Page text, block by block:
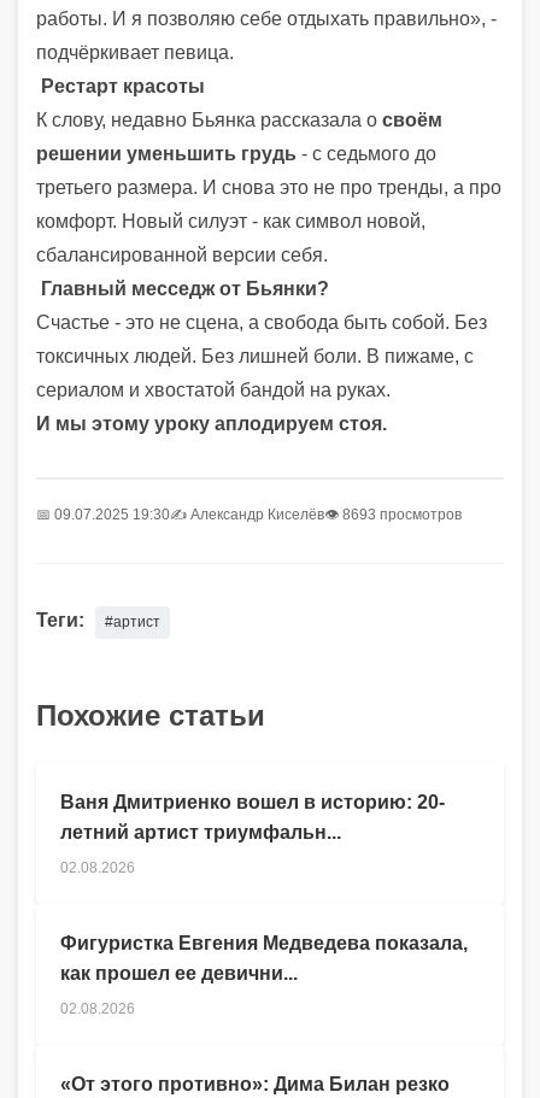
работы. И я позволяю себе отдыхать правильно», -
подчёркивает певица.
Рестарт красоты
К слову, недавно Бьянка рассказала о своём
решении уменьшить грудь - с седьмого до
третьего размера. И снова это не про тренды, а про
комфорт. Новый силуэт - как символ новой,
сбалансированной версии себя.
Главный месседж от Бьянки?
Счастье - это не сцена, а свобода быть собой. Без
токсичных людей. Без лишней боли. В пижаме, с
сериалом и хвостатой бандой на руках.
И мы этому уроку аплодируем стоя.
📅 09.07.2025 19:30✍️ Александр Киселёв👁 8693 просмотров
Теги: #артист
Похожие статьи
Ваня Дмитриенко вошел в историю: 20-
летний артист триумфальн...
02.08.2026
Фигуристка Евгения Медведева показала,
как прошел ее девични...
02.08.2026
«От этого противно»: Дима Билан резко